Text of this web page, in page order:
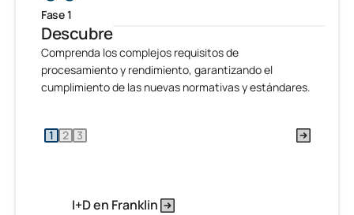
Fase 1
Descubre
Comprenda los complejos requisitos de
procesamiento y rendimiento, garantizando el
cumplimiento de las nuevas normativas y estándares.
1 2 3
I+D en Franklin